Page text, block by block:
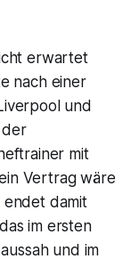
erwartet
nach einer
und
der
mit
Vertrag wäre
endet damit
im ersten
und im